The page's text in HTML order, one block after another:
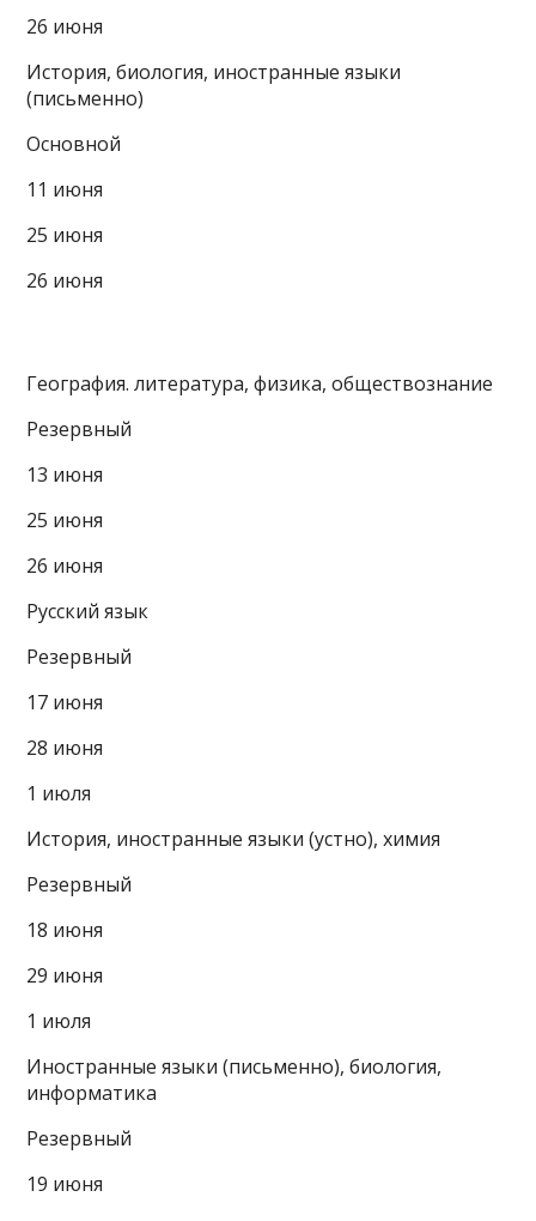
26 июня
История, биология, иностранные языки
(письменно)
Основной
11 июня
25 июня
26 июня
География. литература, физика, обществознание
Резервный
13 июня
25 июня
26 июня
Русский язык
Резервный
17 июня
28 июня
1 июля
История, иностранные языки (устно), химия
Резервный
18 июня
29 июня
1 июля
Иностранные языки (письменно), биология,
информатика
Резервный
19 июня